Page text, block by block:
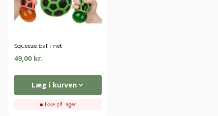
Squeeze ball i net
49,00 kr.
Læg i kurven
Ikke på lager